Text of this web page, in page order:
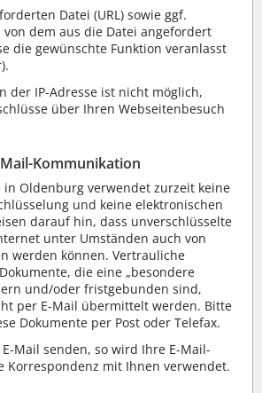
Datei (URL) sowie ggf.
von dem aus die Datei angefordert
die gewünschte Funktion veranlasst
der IP-Adresse ist nicht möglich,
über Ihren Webseitenbesuch
Mail-Kommunikation
in Oldenburg verwendet zurzeit keine
und keine elektronischen
darauf hin, dass unverschlüsselte
unter Umständen auch von
werden können. Vertrauliche
die eine „besondere
und/oder fristgebunden sind,
per E-Mail übermittelt werden. Bitte
Dokumente per Post oder Telefax.
Mail senden, so wird Ihre E-Mail-
Korrespondenz mit Ihnen verwendet.